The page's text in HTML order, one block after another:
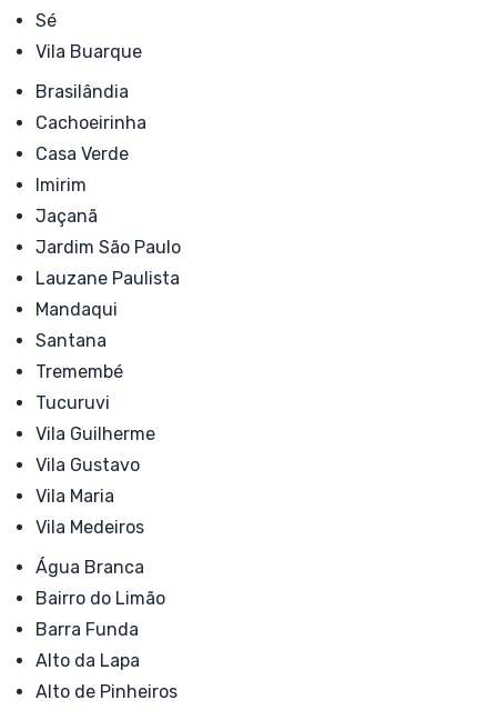
Sé
Vila Buarque
Brasilândia
Cachoeirinha
Casa Verde
Imirim
Jaçanã
Jardim São Paulo
Lauzane Paulista
Mandaqui
Santana
Tremembé
Tucuruvi
Vila Guilherme
Vila Gustavo
Vila Maria
Vila Medeiros
Água Branca
Bairro do Limão
Barra Funda
Alto da Lapa
Alto de Pinheiros